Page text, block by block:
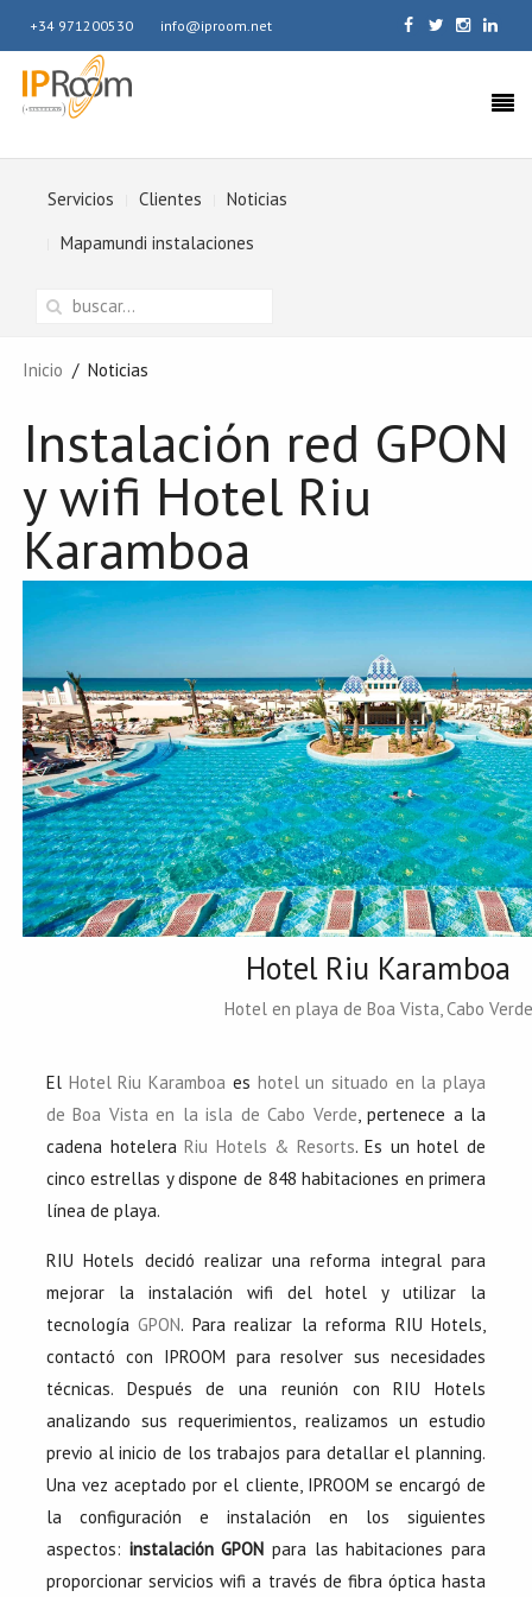
+34 971200530 info@iproom.net
Servicios Clientes
Noticias
Mapamundi instalaciones
Inicio Noticias
Instalación red GPON
y wifi Hotel Riu
Karamboa
Hotel Riu Karamboa
Hotel en playa de Boa Vista, Cabo Verde
El Hotel Riu Karamboa es hotel un situado en la playa
de Boa Vista en la isla de Cabo Verde , pertenece a la
cadena hoteleraRiu Hotels & Resorts. Es un hotel de
cinco estrellas y dispone de 848 habitaciones en primera
línea de playa.
RIU Hotels decidó realizar una reforma integral para
mejorar la instalación wifi del hotel y utilizar la
tecnologíaGPON. Para realizar la reforma RIU Hotels,
contactó con IPROOM para resolver sus necesidades
técnicas. Después de una reunión con RIU Hotels
analizando sus requerimientos, realizamos un estudio
previo al inicio de los trabajos para detallar el planning.
Una vez aceptado por el cliente, IPROOM se encargó de
la configuración e instalación en los siguientes
aspectos: instalación GPON para las habitaciones para
proporcionar servicios wifi a través de fibra óptica hasta